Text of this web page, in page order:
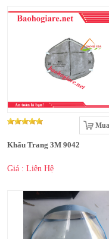
Khẩu Trang 3M 9042
Giá : Liên Hệ